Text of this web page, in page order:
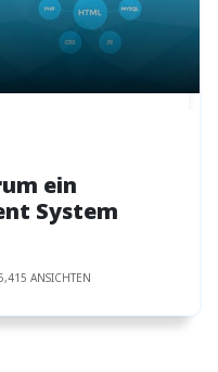
ein
System
ANSICHTEN